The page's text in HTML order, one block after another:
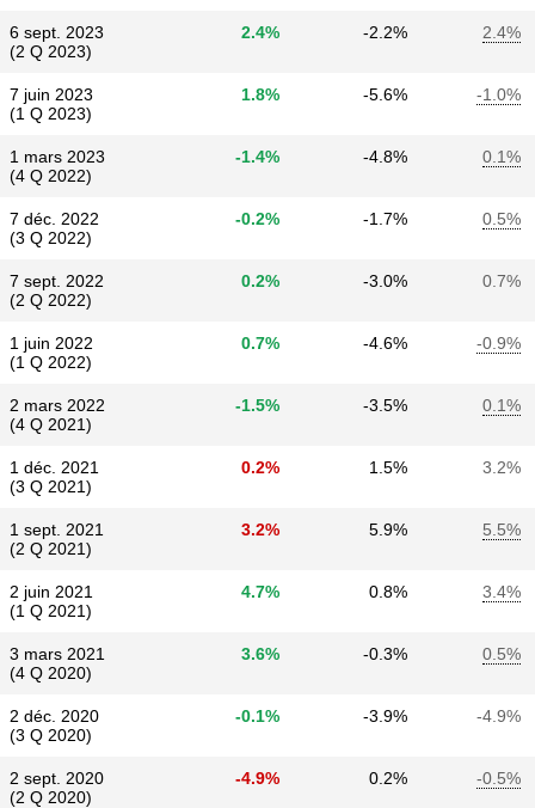
6 sept. 2023
(2 Q 2023)
2.4% -2.2% 2.4%
7 juin 2023
(1 Q 2023)
1.8% -5.6% -1.0%
1 mars 2023
(4 Q 2022)
-1.4% -4.8% 0.1%
7 déc. 2022
(3 Q 2022)
-0.2% -1.7% 0.5%
7 sept. 2022
(2 Q 2022)
0.2% -3.0% 0.7%
1 juin 2022
(1 Q 2022)
0.7% -4.6% -0.9%
2 mars 2022
(4 Q 2021)
-1.5% -3.5% 0.1%
1 déc. 2021
(3 Q 2021)
0.2% 1.5% 3.2%
1 sept. 2021
(2 Q 2021)
3.2% 5.9% 5.5%
2 juin 2021
(1 Q 2021)
4.7% 0.8% 3.4%
3 mars 2021
(4 Q 2020)
3.6% -0.3% 0.5%
2 déc. 2020
(3 Q 2020)
-0.1% -3.9% -4.9%
2 sept. 2020
(2 Q 2020)
-4.9% 0.2% -0.5%